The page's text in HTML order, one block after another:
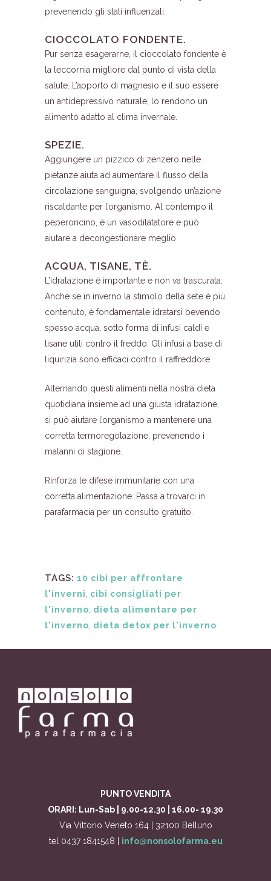
prevenendo gli stati influenzali.
CIOCCOLATO FONDENTE.
Pur senza esagerarne, il cioccolato fondente è
la leccornia migliore dal punto di vista della
salute. L’apporto di magnesio e il suo essere
un antidepressivo naturale, lo rendono un
alimento adatto al clima invernale.
SPEZIE.
Aggiungere un pizzico di zenzero nelle
pietanze aiuta ad aumentare il flusso della
circolazione sanguigna, svolgendo un’azione
riscaldante per l’organismo. Al contempo il
peperoncino, è un vasodilatatore e può
aiutare a decongestionare meglio.
ACQUA, TISANE, TÈ.
L’idratazione è importante e non va trascurata.
Anche se in inverno la stimolo della sete è più
contenuto, è fondamentale idratarsi bevendo
spesso acqua, sotto forma di infusi caldi e
tisane utili contro il freddo. Gli infusi a base di
liquirizia sono efficaci contro il raffreddore.
Alternando questi alimenti nella nostra dieta
quotidiana insieme ad una giusta idratazione,
si può aiutare l’organismo a mantenere una
corretta termoregolazione, prevenendo i
malanni di stagione.
Rinforza le difese immunitarie con una
corretta alimentazione. Passa a trovarci in
parafarmacia per un consulto gratuito.
TAGS: 10 cibi per affrontare
l'inverni
cibi consigliati per
l'inverno dieta alimentare per
l'inverno dieta detox per l'inverno
PUNTO VENDITA
ORARI: Lun-Sab | 9.00-12.30 | 16.00- 19.30
Via Vittorio Veneto 164 | 32100 Belluno
tel 0437 1841548 | info@nonsolofarma.eu